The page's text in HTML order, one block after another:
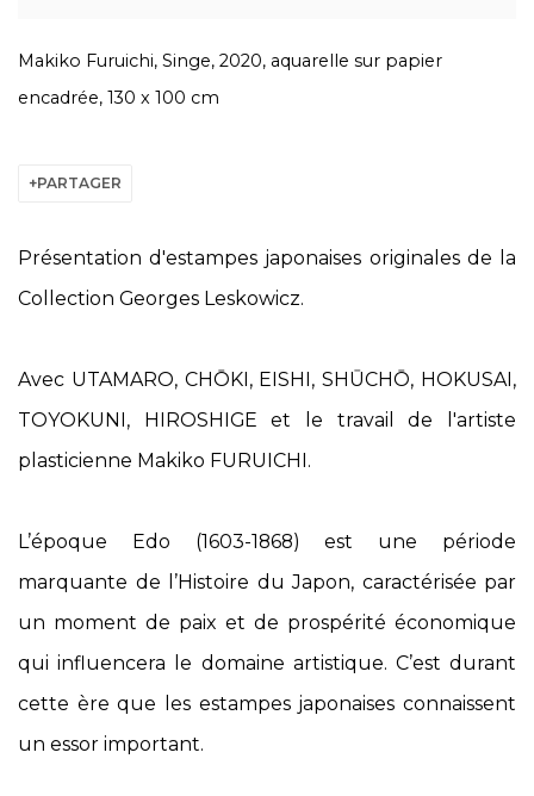
Makiko Furuichi, Singe, 2020, aquarelle sur papier
encadrée, 130 x 100 cm
PARTAGER
Présentation d'estampes japonaises originales de la
Collection Georges Leskowicz.
Avec UTAMARO, CHŌKI, EISHI, SHŪCHŌ, HOKUSAI,
TOYOKUNI, HIROSHIGE et le travail de l'artiste
plasticienne Makiko FURUICHI.
L’époque Edo (1603-1868) est une période
marquante de l’Histoire du Japon, caractérisée par
un moment de paix et de prospérité économique
qui influencera le domaine artistique. C’est durant
cette ère que les estampes japonaises connaissent
un essor important.